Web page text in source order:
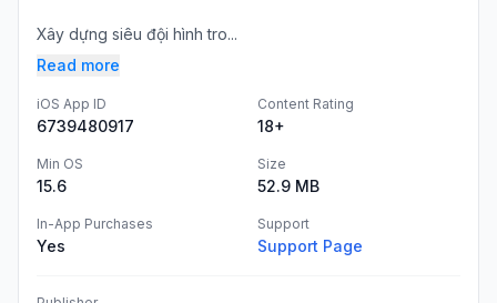
Xây dựng siêu đội hình tro...
Read more
iOS App ID
6739480917
Content Rating
18+
Min OS
15.6
Size
52.9 MB
In-App Purchases
Yes
Support
Support Page